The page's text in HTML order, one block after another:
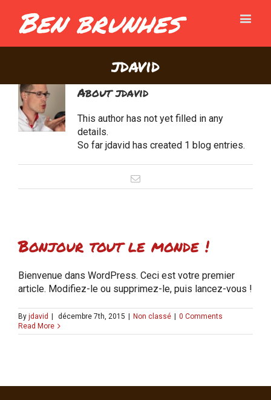
jdavid
Aboutjdavid
This author has not yet filled in any
details.
So far jdavid has created 1 blog entries.
Email
Bonjour tout le monde !
Bienvenue dans WordPress. Ceci est votre premier
article. Modifiez-le ou supprimez-le, puis lancez-vous !
By jdavid | décembre 7th, 2015 | Non classé | 0 Comments
Read More